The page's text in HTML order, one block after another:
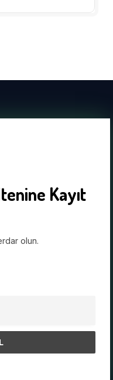
Kayıt
olun.